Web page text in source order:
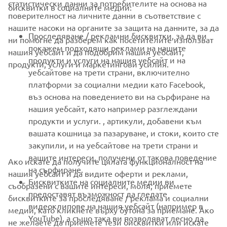
FOR BUSINESS
MORE YAMAHA
SUPPORT
НОВИНАРСКИ БЮЛЕТИН
Бъдете първите, които ще научат за най-новите оферти,
специални събития, нови модели и много други
АБОНИРАНЕ
Прочетете нашата Политика за поверителност, за да научите
статистически данни за потребителите на основа на
поверителност на личните данни в съответствие с
нашите насоки на органите за защита на данните, за да
ни помогне да разберем как посетителите използват
нашия уебсайт и да подобрим нашия уебсайт,
продукти, услуги и маркетингови усилия.
бисквитки в социалните медии:
Проследяване / рекламни бисквитки, за да ви
покажем подходящи реклами на нашите
продукти и услуги на нашия уебсайт и на
уебсайтове на трети страни, включително
платформи за социални медии като Facebook,
въз основа на поведението ви на сърфиране на
нашия уебсайт, като например разглеждани
продукти и услуги. , артикули, добавени към
вашата кошница за пазаруване, и стоки, които сте
закупили, и на уебсайтове на трети страни и
вашите интереси, получени от такова поведение
на сърфиране.
Бисквитките на социалните медии ви
предоставят възможност да гледате
видеоклипове на нашия уебсайт (например в
YouTube), а също така ви позволяват лесно да
Ако искате да получите цялата функционалност на
нашия уебсайт и да видите оферти и реклами,
съобразени с вашите интереси, моля, приемете
бисквитките за проследяване / реклама и социални
медии, като кликнете върху бутона за приемане. Ако
не желаете да приемете тези бисквитки или искате